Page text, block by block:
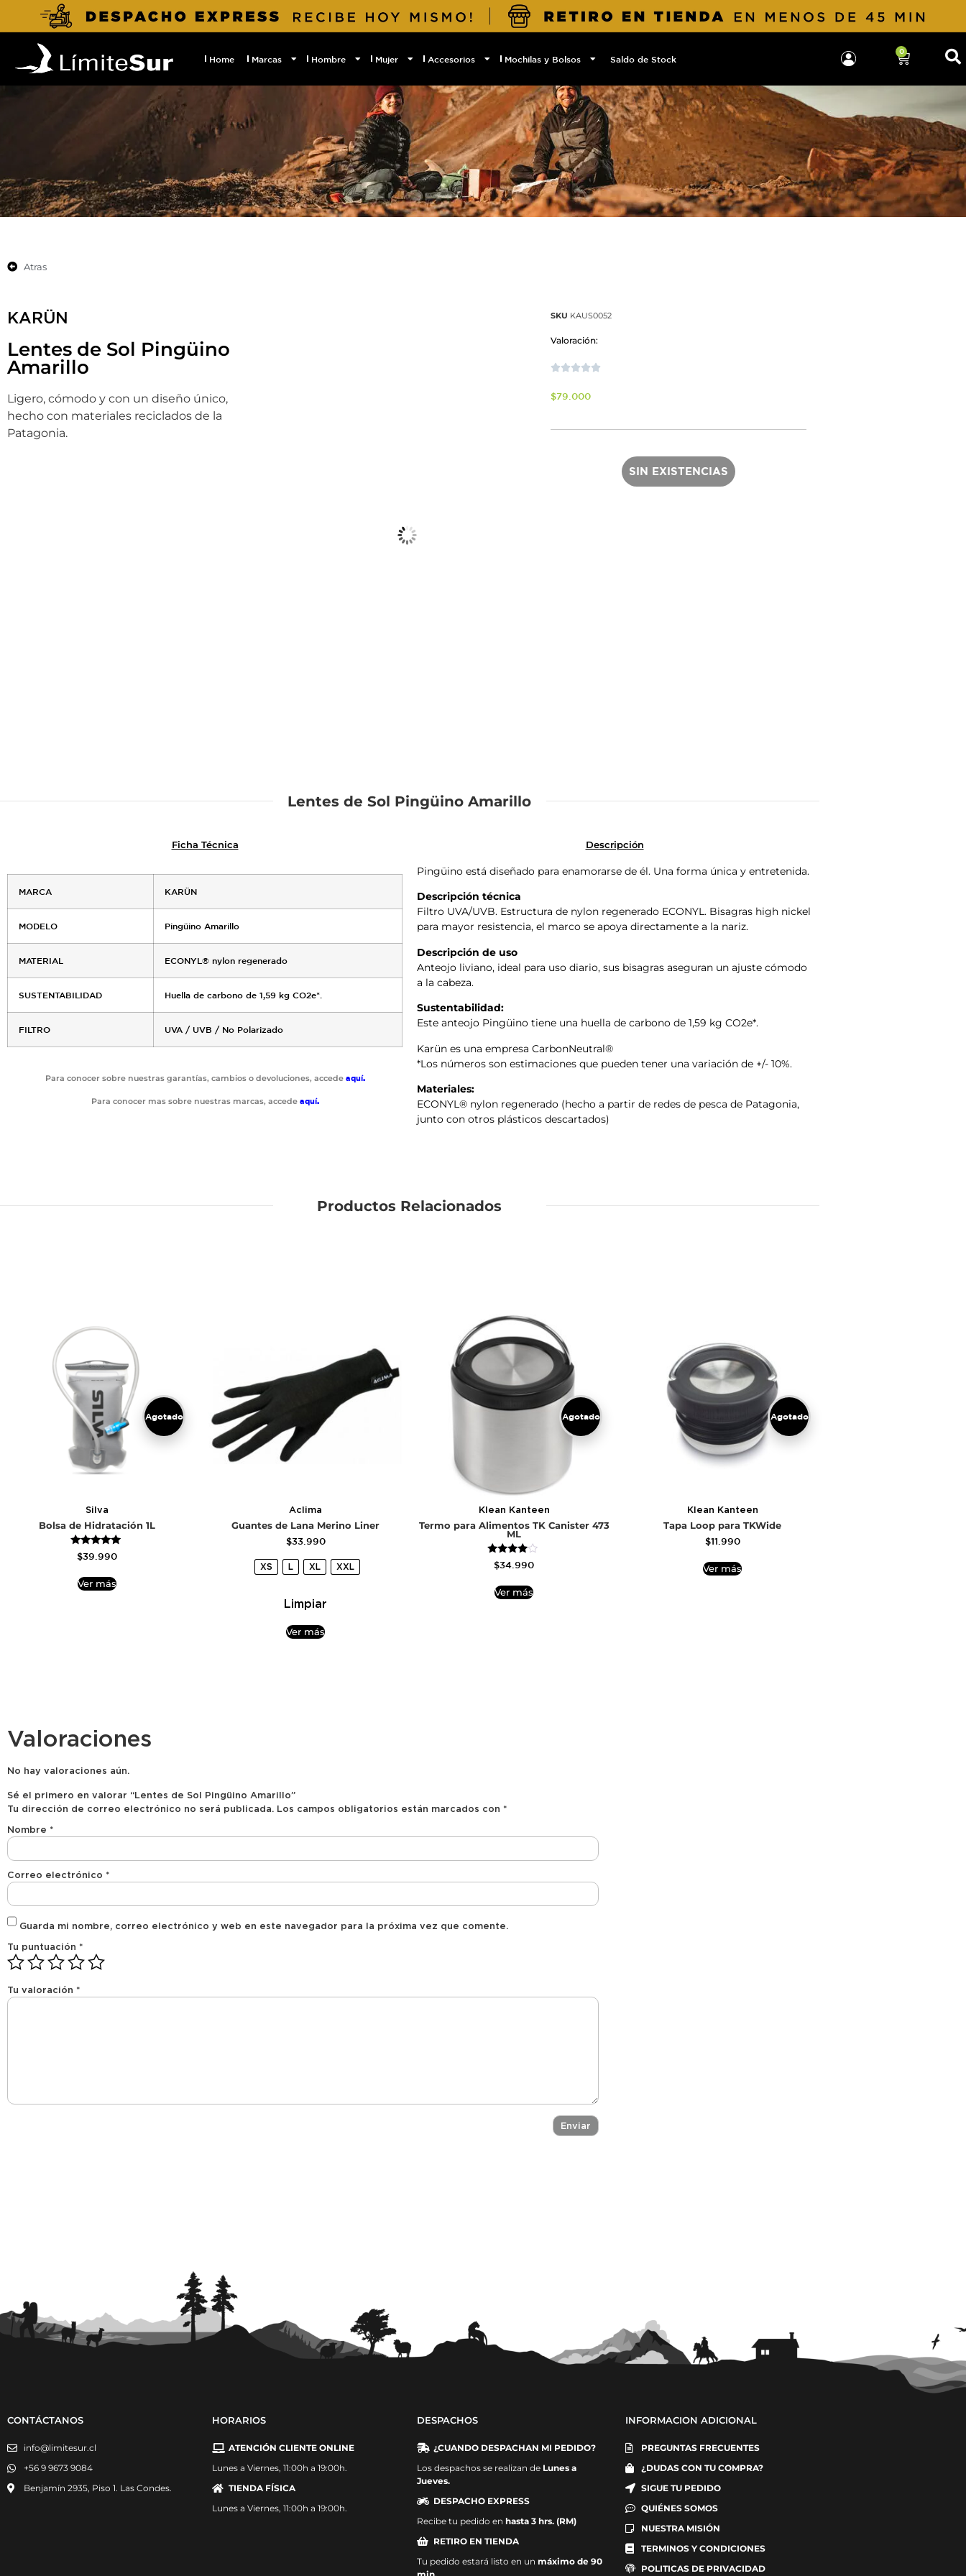
Home Marcas Hombre Mujer Accesorios Mochilas y Bolsos Saldo de Stock
0
Atras
KARÜN
Lentes de Sol Pingüino
Amarillo
Ligero, cómodo y con un diseño único,
hecho con materiales reciclados de la
Patagonia.
SKU KAUS0052
Valoración:

$79.000
SIN EXISTENCIAS
Lentes de Sol Pingüino Amarillo
Ficha Técnica
MARCA KARÜN
MODELO Pingüino Amarillo
MATERIAL ECONYL® nylon regenerado
SUSTENTABILIDAD Huella de carbono de 1,59 kg CO2e*.
FILTRO UVA / UVB / No Polarizado
Para conocer sobre nuestras garantías, cambios o devoluciones, accede aquí.
Para conocer mas sobre nuestras marcas, accede aquí.
Descripción
Pingüino está diseñado para enamorarse de él. Una forma única y entretenida.
Descripción técnica
Filtro UVA/UVB. Estructura de nylon regenerado ECONYL. Bisagras high nickel
para mayor resistencia, el marco se apoya directamente a la nariz.
Descripción de uso
Anteojo liviano, ideal para uso diario, sus bisagras aseguran un ajuste cómodo
a la cabeza.
Sustentabilidad:
Este anteojo Pingüino tiene una huella de carbono de 1,59 kg CO2e*.
Karün es una empresa CarbonNeutral®
*Los números son estimaciones que pueden tener una variación de +/- 10%.
Materiales:
ECONYL® nylon regenerado (hecho a partir de redes de pesca de Patagonia,
junto con otros plásticos descartados)
Productos Relacionados
Agotado
Silva
Bolsa de Hidratación 1L
Valorado
con
de 5
$39.990
Ver más
Aclima
Guantes de Lana Merino Liner
$33.990
XS L XL XXL
Limpiar
Ver más
Agotado
Klean Kanteen
Termo para Alimentos TK Canister 473
ML
Valorado
con
de 5
$34.990
Ver más
Agotado
Klean Kanteen
Tapa Loop para TKWide
$11.990
Ver más
Valoraciones
No hay valoraciones aún.
Sé el primero en valorar “Lentes de Sol Pingüino Amarillo”
Tu dirección de correo electrónico no será publicada. Los campos obligatorios están marcados con *
Nombre *
Correo electrónico *
Guarda mi nombre, correo electrónico y web en este navegador para la próxima vez que comente.
Tu puntuación *
Tu valoración *
CONTÁCTANOS
info@limitesur.cl
+56 9 9673 9084
Benjamín 2935, Piso 1. Las Condes.
HORARIOS
ATENCIÓN CLIENTE ONLINE
Lunes a Viernes, 11:00h a 19:00h.
TIENDA FÍSICA
Lunes a Viernes, 11:00h a 19:00h.
DESPACHOS
¿CUANDO DESPACHAN MI PEDIDO?
Los despachos se realizan de Lunes a
Jueves.
DESPACHO EXPRESS
Recibe tu pedido en hasta 3 hrs. (RM)
RETIRO EN TIENDA
Tu pedido estará listo en un máximo de 90
INFORMACION ADICIONAL
PREGUNTAS FRECUENTES
¿DUDAS CON TU COMPRA?
SIGUE TU PEDIDO
QUIÉNES SOMOS
NUESTRA MISIÓN
TERMINOS Y CONDICIONES
POLITICAS DE PRIVACIDAD